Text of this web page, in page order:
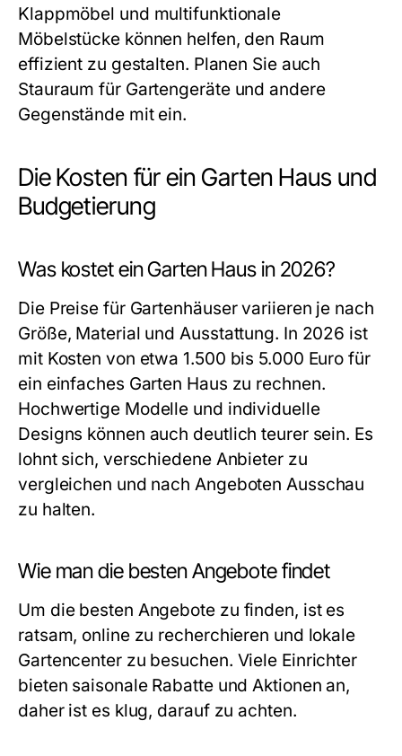
Klappmöbel und multifunktionale
Möbelstücke können helfen, den Raum
effizient zu gestalten. Planen Sie auch
Stauraum für Gartengeräte und andere
Gegenstände mit ein.
Die Kosten für ein Garten Haus und
Budgetierung
Was kostet ein Garten Haus in 2026?
Die Preise für Gartenhäuser variieren je nach
Größe, Material und Ausstattung. In 2026 ist
mit Kosten von etwa 1.500 bis 5.000 Euro für
ein einfaches Garten Haus zu rechnen.
Hochwertige Modelle und individuelle
Designs können auch deutlich teurer sein. Es
lohnt sich, verschiedene Anbieter zu
vergleichen und nach Angeboten Ausschau
zu halten.
Wie man die besten Angebote findet
Um die besten Angebote zu finden, ist es
ratsam, online zu recherchieren und lokale
Gartencenter zu besuchen. Viele Einrichter
bieten saisonale Rabatte und Aktionen an,
daher ist es klug, darauf zu achten.